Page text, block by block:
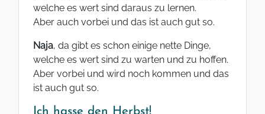
welche es wert sind daraus zu lernen.
Aber auch vorbei und das ist auch gut so.
Naja, da gibt es schon einige nette Dinge,
welche es wert sind zu warten und zu hoffen.
Aber vorbei und wird noch kommen und das
ist auch gut so.
Ich hasse den Herbst!